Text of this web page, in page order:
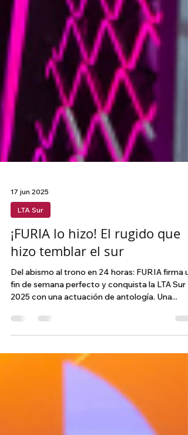
17 jun 2025
LTA Sur
¡FURIA lo hizo! El rugido que
hizo temblar el sur
Del abismo al trono en 24 horas: FURIA firma
2025 con una actuación de antología. Una...